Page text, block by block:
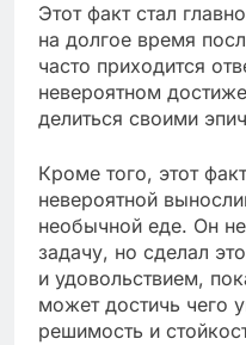
Этот факт стал
на долгое время
часто приходится
невероятном
делиться своими
Кроме того, этот
невероятной
необычной еде. Он
задачу, но сделал
и удовольствием,
может достичь чего
решимость и